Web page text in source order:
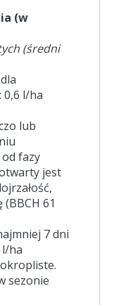
(w
(średni
0,6 l/ha
lub
fazy
jest
61
7 dni
l/ha
sezonie